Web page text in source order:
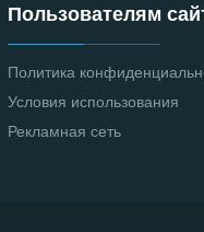
Пользователям
Политика
Условия использования
Рекламная сеть